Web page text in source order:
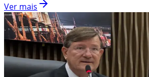
Ver mais